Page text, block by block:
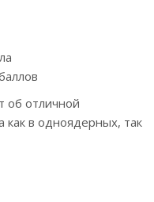
об отличной
как в одноядерных, так